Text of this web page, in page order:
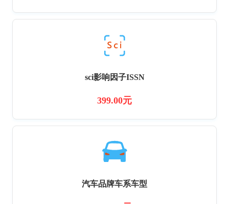
sci影响因子ISSN
399.00元
汽车品牌车系车型